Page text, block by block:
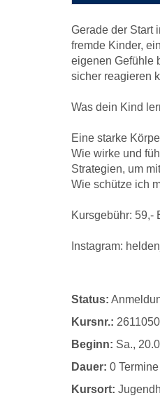
Gerade der Start
fremde Kinder,
eigenen Gefühle
sicher reagieren
Was dein Kind
Eine starke
Wie wirke und
Strategien, um
Wie schütze ich
Kursgebühr: 59,-
Instagram:
Status:
Kursnr.:
Beginn: Sa.,
Dauer: 0 Termine
Kursort: